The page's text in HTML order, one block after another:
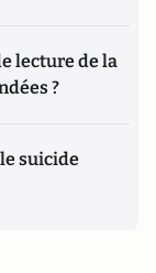
lecture de la
?
suicide